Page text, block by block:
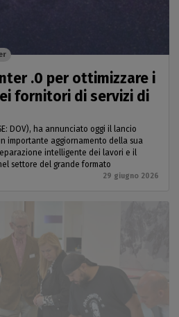
.0 per ottimizzare i
fornitori di servizi di
DOV), ha annunciato oggi il lancio
importante aggiornamento della sua
intelligente dei lavori e il
settore del grande formato
29 giugno 2026